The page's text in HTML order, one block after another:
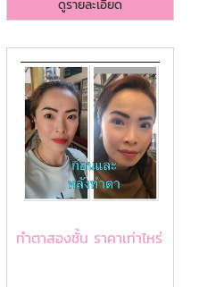
ดูรายละเอียด
ทําตาสองชั้น ราคาเท่าไหร่